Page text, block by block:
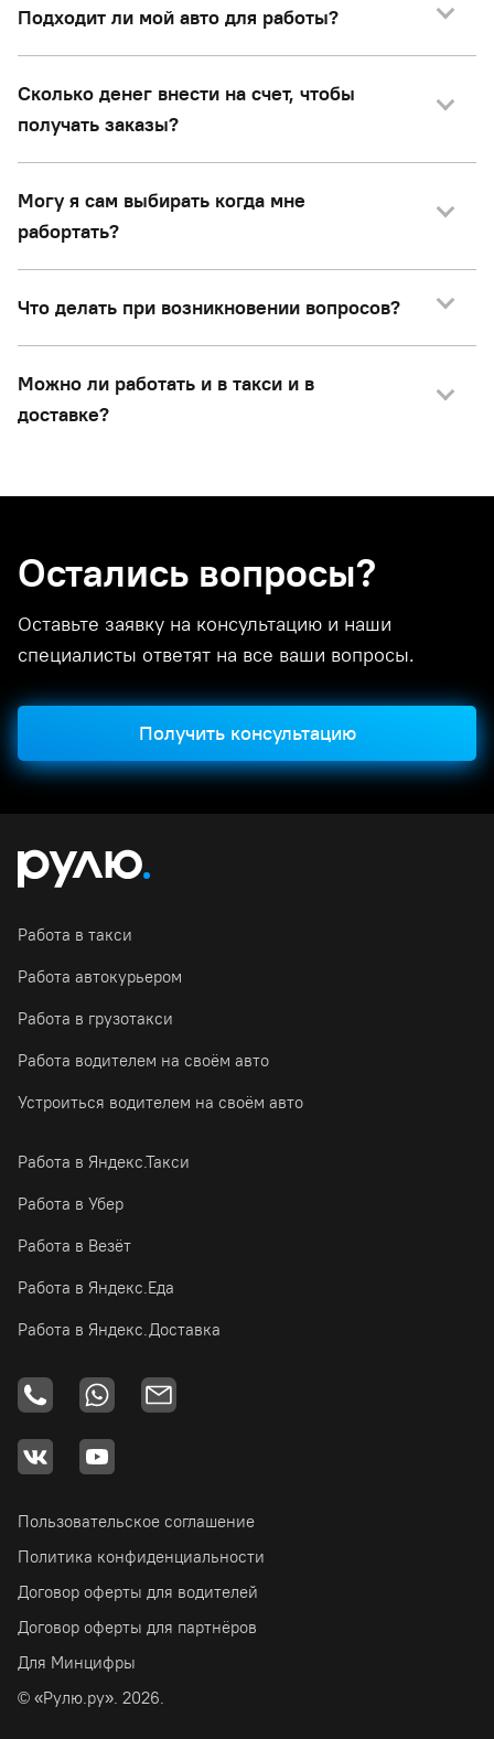
Подходит ли мой авто для работы?
Сколько денег внести на счет, чтобы
получать заказы?
Могу я сам выбирать когда мне
рабортать?
Что делать при возникновении вопросов?
Можно ли работать и в такси и в
доставке?
Остались вопросы?
Оставьте заявку на консультацию и наши
специалисты ответят на все ваши вопросы.
Получить консультацию
Работа в такси
Работа автокурьером
Работа в грузотакси
Работа водителем на своём авто
Устроиться водителем на своём авто
Работа в Яндекс.Такси
Работа в Убер
Работа в Везёт
Работа в Яндекс.Еда
Работа в Яндекс.Доставка
Пользовательское соглашение
Политика конфиденциальности
Договор оферты для водителей
Договор оферты для партнёров
Для Минцифры
© «Рулю.ру». 2026.